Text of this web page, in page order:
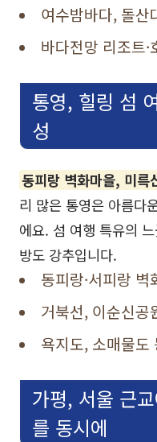
여수밤바다, 돌산
바다전망 리조트
통영, 힐링 섬
성
동피랑 벽화마을, 미륵
리 많은 통영은 아름다
에요. 섬 여행 특유의
방도 강추입니다.
동피랑·서피랑
거북선, 이순신공
욕지도, 소매물도
가평, 서울 근
를 동시에